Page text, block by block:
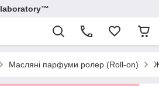
laboratory™
Масляні парфуми ролер (Roll-on)